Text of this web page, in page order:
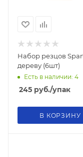
Набор резцов
дереву (6шт)
Есть в наличии: 4
245 руб./упак
В КОРЗИНУ